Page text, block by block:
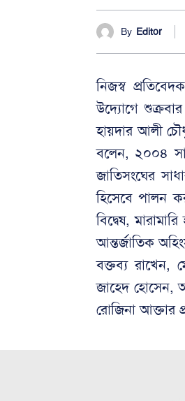
By Editor
নিজস্ব
উদ্যোগে শুক্রবার
হায়দার আলী
বলেন, ২০০৪
জাতিসংঘের
হিসেবে পালন
বিদ্বেষ,
আন্তর্জাতিক
বক্তব্য রাখেন,
জাহেদ হোসেন,
রোজিনা আক্তার